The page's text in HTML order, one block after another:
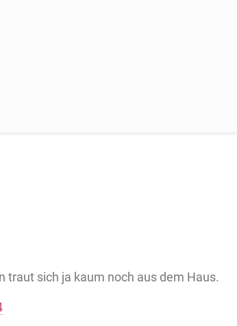
traut sich ja kaum noch aus dem Haus.